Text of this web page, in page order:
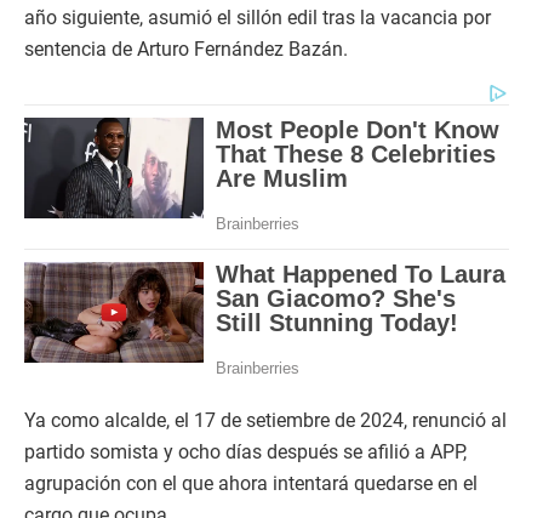
año siguiente, asumió el sillón edil tras la vacancia por
sentencia de Arturo Fernández Bazán.
Ya como alcalde, el 17 de setiembre de 2024, renunció al
partido somista y ocho días después se afilió a APP,
agrupación con el que ahora intentará quedarse en el